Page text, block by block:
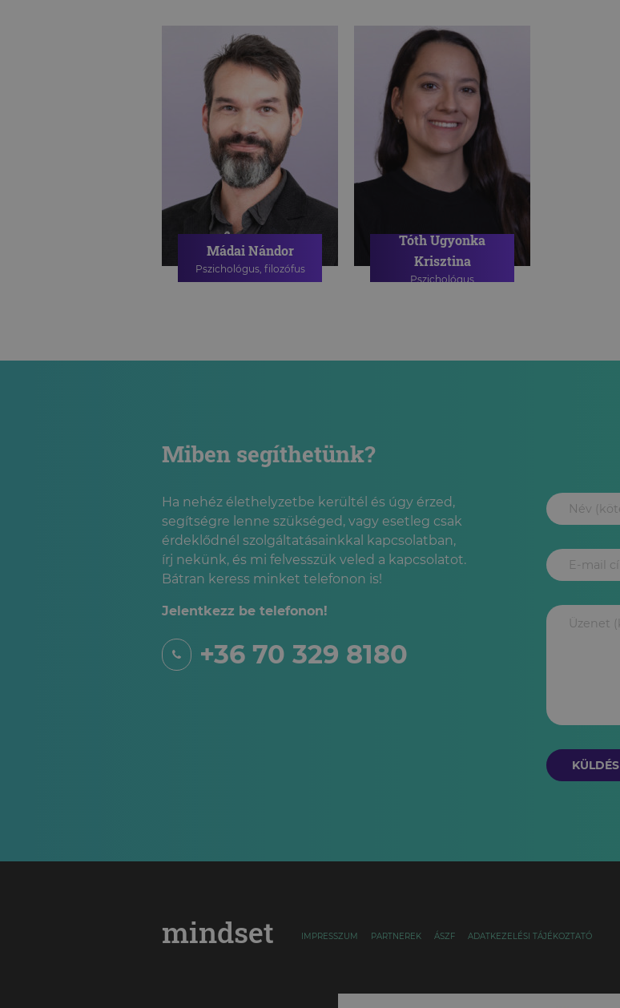
Mádai Nándor
Pszichológus, filozófus
Tóth Ugyonka
Krisztina
Pszichológus
Miben segíthetünk?
Ha nehéz élethelyzetbe kerültél és úgy érzed,
segítségre lenne szükséged, vagy esetleg csak
érdeklődnél szolgáltatásainkkal kapcsolatban,
írj nekünk, és mi felvesszük veled a kapcsolatot.
Bátran keress minket telefonon is!
Jelentkezz be telefonon!
+36 70 329 8180
KÜLDÉS
mindset IMPRESSZUM PARTNEREK ÁSZF ADATKEZELÉSI TÁJÉKOZTATÓ